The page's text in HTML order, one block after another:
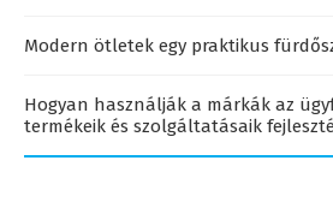
Modern ötletek egy praktikus
Hogyan használják a márkák az
termékeik és szolgáltatásaik